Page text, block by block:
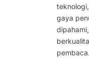
gaya
pembaca.